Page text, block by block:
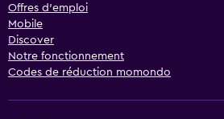
Offres d’emploi
Mobile
Discover
Notre fonctionnement
Codes de réduction momondo